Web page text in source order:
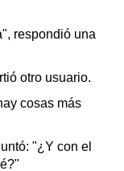
respondió una
otro usuario.
cosas más
"¿Y con el